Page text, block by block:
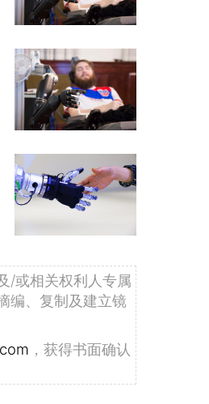
/或相关权利人专属
编、复制及建立镜
，获得书面确认